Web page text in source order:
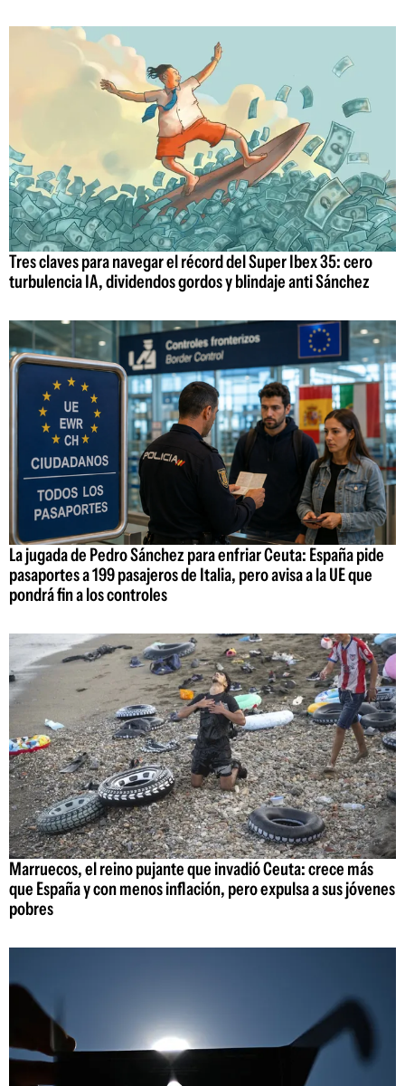
Tres claves para navegar el récord del Super Ibex 35: cero
turbulencia IA, dividendos gordos y blindaje anti Sánchez
La jugada de Pedro Sánchez para enfriar Ceuta: España pide
pasaportes a 199 pasajeros de Italia, pero avisa a la UE que
pondrá fin a los controles
Marruecos, el reino pujante que invadió Ceuta: crece más
que España y con menos inflación, pero expulsa a sus jóvenes
pobres